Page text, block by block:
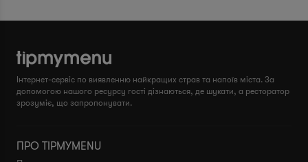
Інтернет-сервіс по виявленню найкращих страв та напоїв міста. За
допомогою нашого ресурсу гості дізнаються, де шукати, а ресторатор
зрозуміє, що запропонувати.
ПРО TIPMYMENU